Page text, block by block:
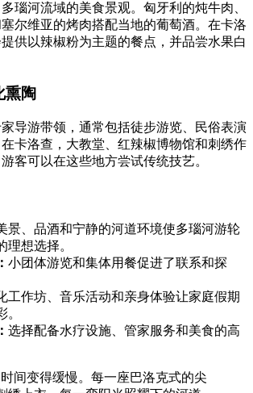
瑙河流域的美食景观。匈牙利的炖牛肉、
尔维亚的烤肉搭配当地的葡萄酒。在卡洛
供以辣椒粉为主题的餐点，并品尝水果白
熏陶
导游带领，通常包括徒步游览、民俗表演
卡洛查，大教堂、红辣椒博物馆和刺绣作
客可以在这些地方尝试传统技艺。
景、品酒和宁静的河道环境使多瑙河游轮
理想选择。
小团体游览和集体用餐促进了联系和探
工作坊、音乐活动和亲身体验让家庭假期
选择配备水疗设施、管家服务和美食的高
间变得缓慢。每一座巴洛克式的尖